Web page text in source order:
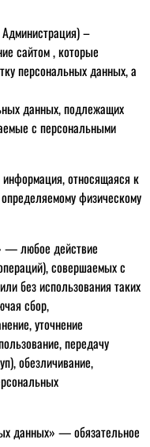
–
сайтом , которые
персональных данных, а
данных, подлежащих
с персональными
относящаяся к
физическому
— любое действие
совершаемых с
без использования таких
сбор,
уточнение
передачу
обезличивание,
данных» — обязательное